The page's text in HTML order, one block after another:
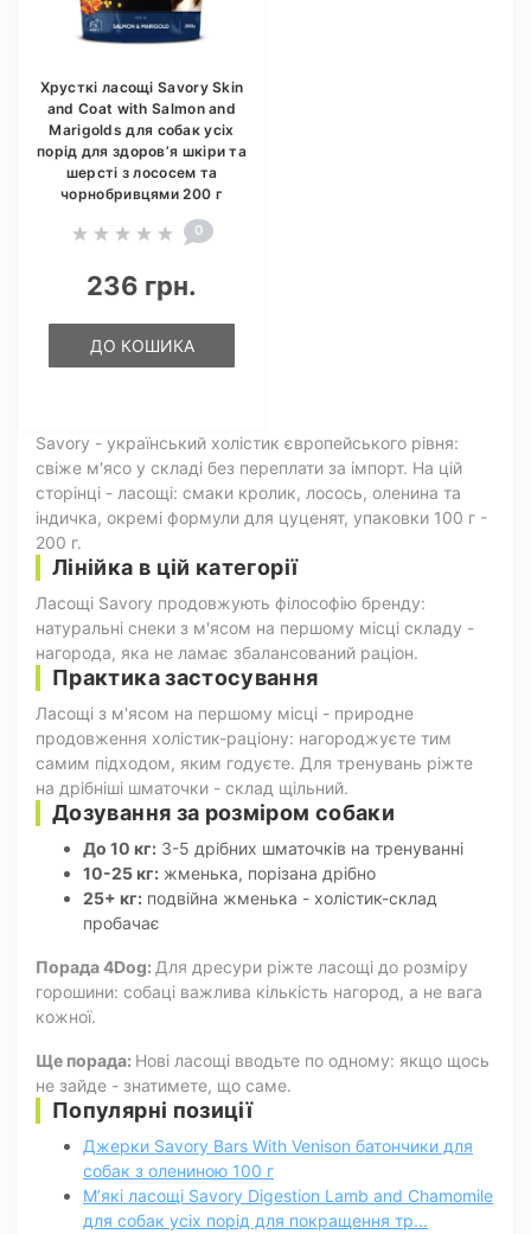
Хрусткі ласощі Savory Skin
and Coat with Salmon and
Marigolds для собак усіх
порід для здоров’я шкіри та
шерсті з лососем та
чорнобривцями 200 г
0
236 грн.
ДО КОШИКА
Savory - український холістик європейського рівня:
свіже м'ясо у складі без переплати за імпорт. На цій
сторінці - ласощі: смаки кролик, лосось, оленина та
індичка, окремі формули для цуценят, упаковки 100 г -
200 г.
Лінійка в цій категорії
Ласощі Savory продовжують філософію бренду:
натуральні снеки з м'ясом на першому місці складу -
нагорода, яка не ламає збалансований раціон.
Практика застосування
Ласощі з м'ясом на першому місці - природне
продовження холістик-раціону: нагороджуєте тим
самим підходом, яким годуєте. Для тренувань ріжте
на дрібніші шматочки - склад щільний.
Дозування за розміром собаки
До 10 кг: 3-5 дрібних шматочків на тренуванні
10-25 кг: жменька, порізана дрібно
25+ кг: подвійна жменька - холістик-склад
пробачає
Порада 4Dog: Для дресури ріжте ласощі до розміру
горошини: собаці важлива кількість нагород, а не вага
кожної.
Ще порада: Нові ласощі вводьте по одному: якщо щось
не зайде - знатимете, що саме.
Популярні позиції
Джерки Savory Bars With Venison батончики для
собак з олениною 100 г
М’які ласощі Savory Digestion Lamb and Chamomile
для собак усіх порід для покращення тр...